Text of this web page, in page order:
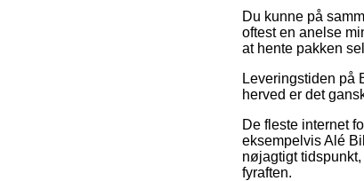
Du kunne på
oftest en anelse
at hente pakken
Leveringstiden på
herved er det
De fleste internet
eksempelvis Alé
nøjagtigt
fyraften.